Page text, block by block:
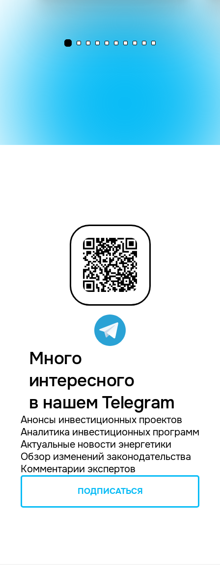
Много
интересного
в нашем Telegram
Анонсы инвестиционных проектов
Аналитика инвестиционных программ
Актуальные новости энергетики
Обзор изменений законодательства
Комментарии экспертов
ПОДПИСАТЬСЯ